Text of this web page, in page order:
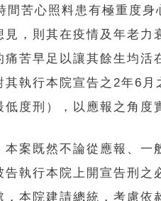
間苦心照料患有極重度
見，則其在疫情及年老力
痛苦早足以讓其餘生均活
其執行本院宣告之2年6月
低度刑），以應報之角度
本案既然不論從應報、一
告執行本院上開宣告刑之
，本院建請總統，考慮依